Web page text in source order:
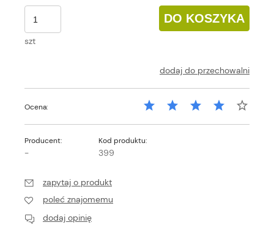
szt
DO KOSZYKA
dodaj do przechowalni
Ocena:
Producent:
-
Kod produktu:
399
zapytaj o produkt
poleć znajomemu
dodaj opinię